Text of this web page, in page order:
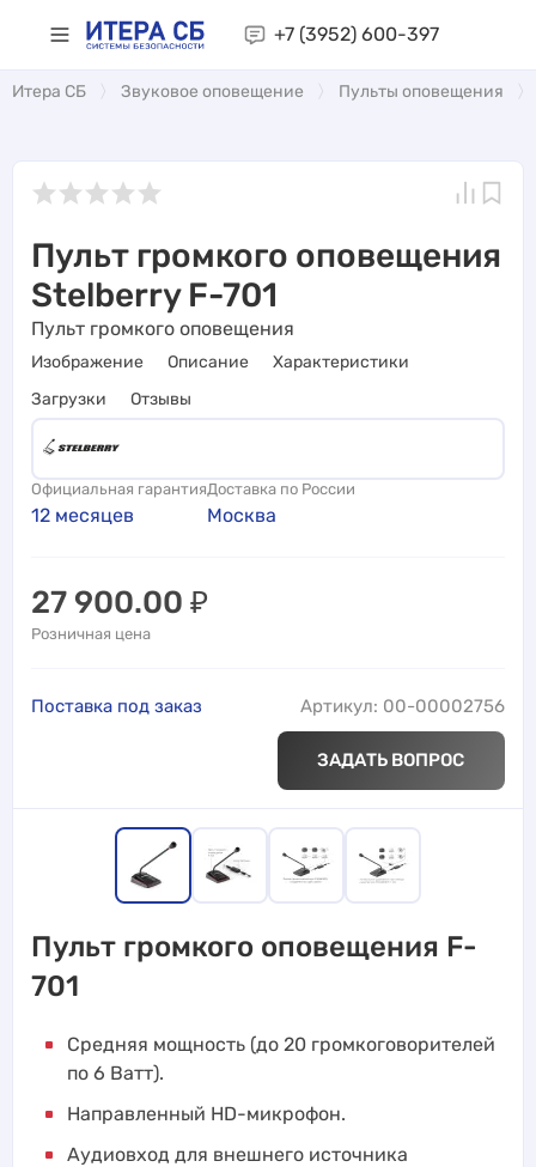
+7 (3952) 600-397
Итера СБ Звуковое оповещение Пульты оповещения
Пульт громкого оповещения
Stelberry F-701
Пульт громкого оповещения
Изображение Описание
Характеристики
Загрузки
Отзывы
Официальная гарантия
12 месяцев
Доставка по России
Москва
27 900.00 ₽
Розничная цена
Поставка под заказ Артикул: 00-00002756
ЗАДАТЬ ВОПРОС
Пульт громкого оповещения F-
701
Средняя мощность (до 20 громкоговорителей
по 6 Ватт).
Направленный HD-микрофон.
Аудиовход для внешнего источника